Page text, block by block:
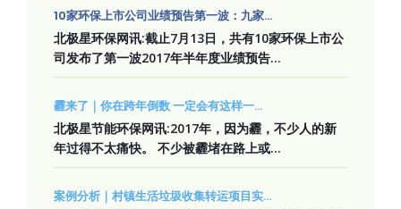
10家环保上市公司业绩预告第一波：九家...
北极星环保网讯:截止7月13日，共有10家环保上市公
司发布了第一波2017年半年度业绩预告...
霾来了｜你在跨年倒数 一定会有这样一...
北极星节能环保网讯:2017年，因为霾，不少人的新
年过得不太痛快。 不少被霾堵在路上或...
案例分析｜村镇生活垃圾收集转运项目实...